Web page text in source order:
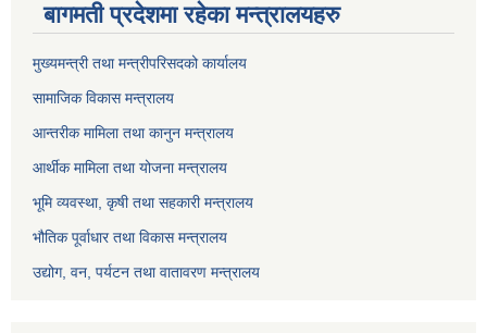
बागमती प्रदेशमा रहेका मन्त्रालयहरु
मुख्यमन्त्री तथा मन्त्रीपरिसदको कार्यालय
सामाजिक विकास मन्त्रालय
आन्तरीक मामिला तथा कानुन मन्त्रालय
आर्थीक मामिला तथा योजना मन्त्रालय
भूमि व्यवस्था, कृषी तथा सहकारी मन्त्रालय
भौतिक पूर्वाधार तथा विकास मन्त्रालय
उद्योग, वन, पर्यटन तथा वातावरण मन्त्रालय